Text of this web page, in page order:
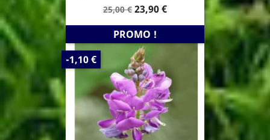
Prix
base
25,00 € Prix
23,90 €
PROMO !
PRIX
DE
-1,10 €